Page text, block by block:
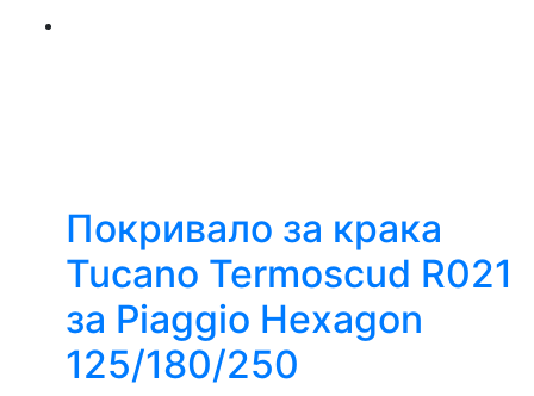
Покривало за крака
Tucano Termoscud R021
за Piaggio Hexagon
125/180/250